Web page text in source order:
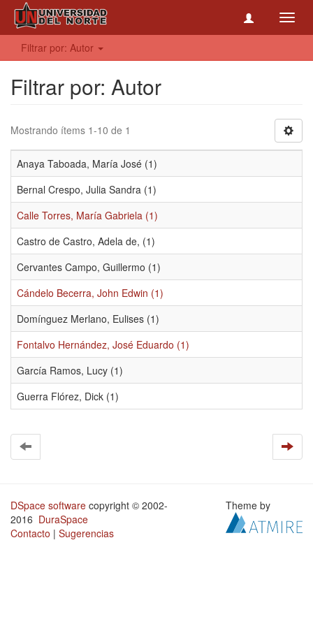
Filtrar por: Autor
Filtrar por: Autor
Mostrando ítems 1-10 de 1
Anaya Taboada, María José (1)
Bernal Crespo, Julia Sandra (1)
Calle Torres, María Gabriela (1)
Castro de Castro, Adela de, (1)
Cervantes Campo, Guillermo (1)
Cándelo Becerra, John Edwin (1)
Domínguez Merlano, Eulises (1)
Fontalvo Hernández, José Eduardo (1)
García Ramos, Lucy (1)
Guerra Flórez, Dick (1)
DSpace software copyright © 2002-
2016 DuraSpace
Contacto | Sugerencias
Theme by